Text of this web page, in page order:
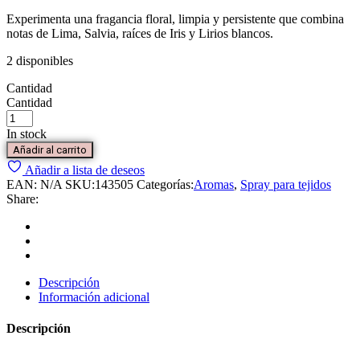
Experimenta una fragancia floral, limpia y persistente que combina
notas de Lima, Salvia, raíces de Iris y Lirios blancos.
2 disponibles
Cantidad
Cantidad
In stock
Añadir al carrito
Añadir a lista de deseos
EAN: N/A SKU:143505 Categorías:Aromas, Spray para tejidos
Share:
Descripción
Información adicional
Descripción